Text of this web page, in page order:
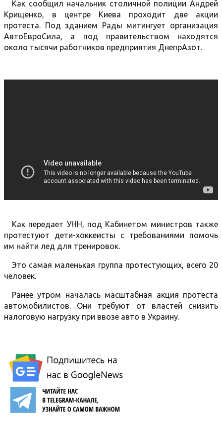
Как сообщил начальник столичной полиции Андрей
Крищенко, в центре Киева проходит две акции
протеста. Под зданием Рады митингует организация
АвтоЕвроСила, а под правительством находятся
около тысячи работников предприятия ДнепрАзот.
Как передает УНН, под Кабинетом министров также
протестуют дети-хоккеисты с требованиями помочь
им найти лед для тренировок.
Это самая маленькая группа протестующих, всего 20
человек.
Ранее утром началась масштабная акция протеста
автомобилистов. Они требуют от властей снизить
налоговую нагрузку при ввозе авто в Украину.